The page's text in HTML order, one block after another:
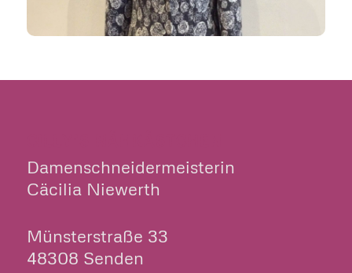
Damenschneidermeisterin
Cäcilia Niewerth
Münsterstraße 33
48308 Senden